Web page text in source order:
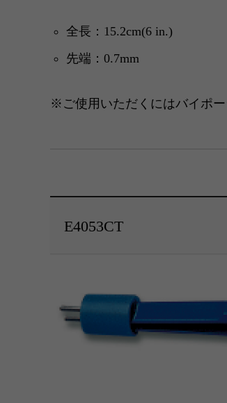
全長：15.2cm(6 in.)
先端：0.7mm
※ご使用いただくにはバイポー
E4053CT